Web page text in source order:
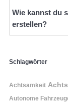
Wie kannst du
erstellen?
Schlagwörter
Achtsamkeit
Autonome